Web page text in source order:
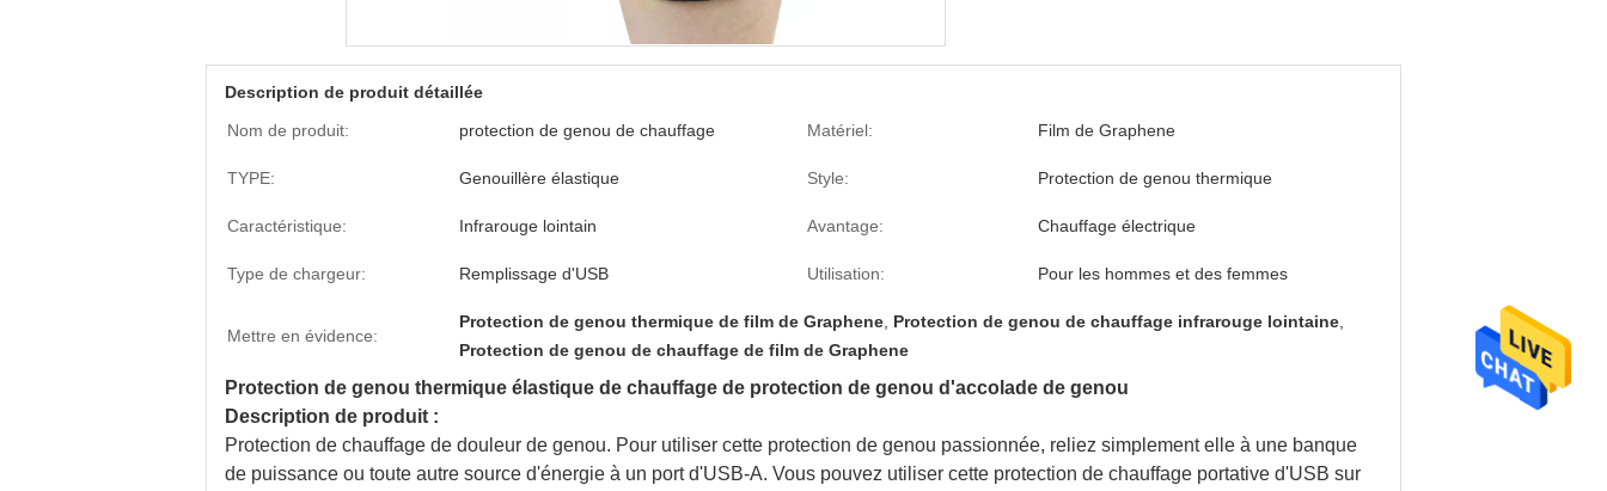
Description de produit détaillée
Nom de produit:
protection de genou de chauffage Matériel: Film de Graphene
TYPE: Genouillère élastique Style: Protection de genou thermique
Caractéristique: Infrarouge lointain Avantage: Chauffage électrique
Type de chargeur: Remplissage d'USB Utilisation: Pour les hommes et des femmes
Mettre en évidence:
Protection de genou thermique de film de Graphene Protection de genou de chauffage infrarouge lointaine
Protection de genou de chauffage de film de Graphene
Protection de genou thermique élastique de chauffage de protection de genou d'accolade de genou
Description de produit :
Protection de chauffage de douleur de genou. Pour utiliser cette protection de genou passionnée, reliez simplement elle à une banque
de puissance ou toute autre source d'énergie à un port d'USB-A. Vous pouvez utiliser cette protection de chauffage portative d'USB sur